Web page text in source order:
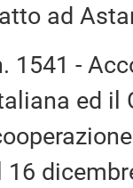
ad
1541 -
ed il
16